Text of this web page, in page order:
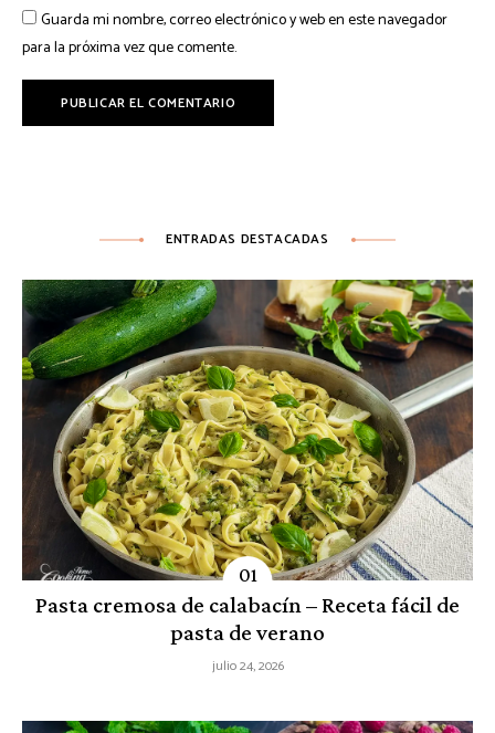
Guarda mi nombre, correo electrónico y web en este navegador
para la próxima vez que comente.
ENTRADAS DESTACADAS
Pasta cremosa de calabacín – Receta fácil de
pasta de verano
julio 24, 2026